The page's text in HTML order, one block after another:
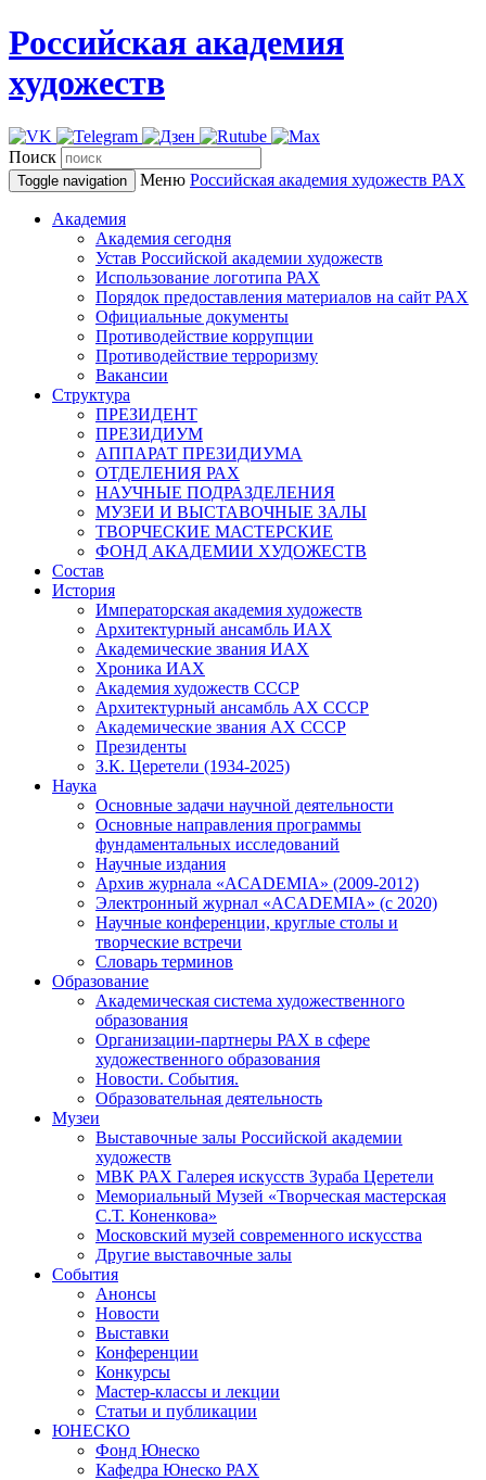
Российская академия
художеств
Поиск
Toggle navigation Меню Российская академия художеств РАХ
Академия
Академия сегодня
Устав Российской академии художеств
Использование логотипа РАХ
Порядок предоставления материалов на сайт РАХ
Официальные документы
Противодействие коррупции
Противодействие терроризму
Вакансии
Структура
ПРЕЗИДЕНТ
ПРЕЗИДИУМ
АППАРАТ ПРЕЗИДИУМА
ОТДЕЛЕНИЯ РАХ
НАУЧНЫЕ ПОДРАЗДЕЛЕНИЯ
МУЗЕИ И ВЫСТАВОЧНЫЕ ЗАЛЫ
ТВОРЧЕСКИЕ МАСТЕРСКИЕ
ФОНД АКАДЕМИИ ХУДОЖЕСТВ
Состав
История
Императорская академия художеств
Архитектурный ансамбль ИАХ
Академические звания ИАХ
Хроника ИАХ
Академия художеств СССР
Архитектурный ансамбль АХ СССР
Академические звания АХ СССР
Президенты
З.К. Церетели (1934-2025)
Наука
Основные задачи научной деятельности
Основные направления программы
фундаментальных исследований
Научные издания
Архив журнала «ACADEMIA» (2009-2012)
Электронный журнал «ACADEMIA» (с 2020)
Научные конференции, круглые столы и
творческие встречи
Словарь терминов
Образование
Академическая система художественного
образования
Организации-партнеры РАХ в сфере
художественного образования
Новости. События.
Образовательная деятельность
Музеи
Выставочные залы Российской академии
художеств
МВК РАХ Галерея искусств Зураба Церетели
Мемориальный Музей «Творческая мастерская
С.Т. Коненкова»
Московский музей современного искусства
Другие выставочные залы
События
Анонсы
Новости
Выставки
Конференции
Конкурсы
Мастер-классы и лекции
Статьи и публикации
ЮНЕСКО
Фонд Юнеско
Кафедра Юнеско РАХ